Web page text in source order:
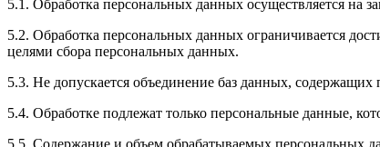
5.1. Обработка персональных данных осуществляется на
5.2. Обработка персональных данных ограничивается
целями сбора персональных данных.
5.3. Не допускается объединение баз данных,
5.4. Обработке подлежат только персональные данные,